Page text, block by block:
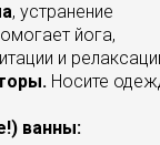
, устранение
йога,
и
Носите
ванны: